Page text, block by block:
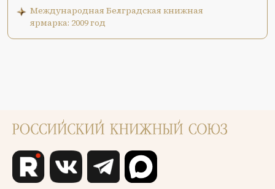
Международная Белградская книжная
ярмарка: 2009 год